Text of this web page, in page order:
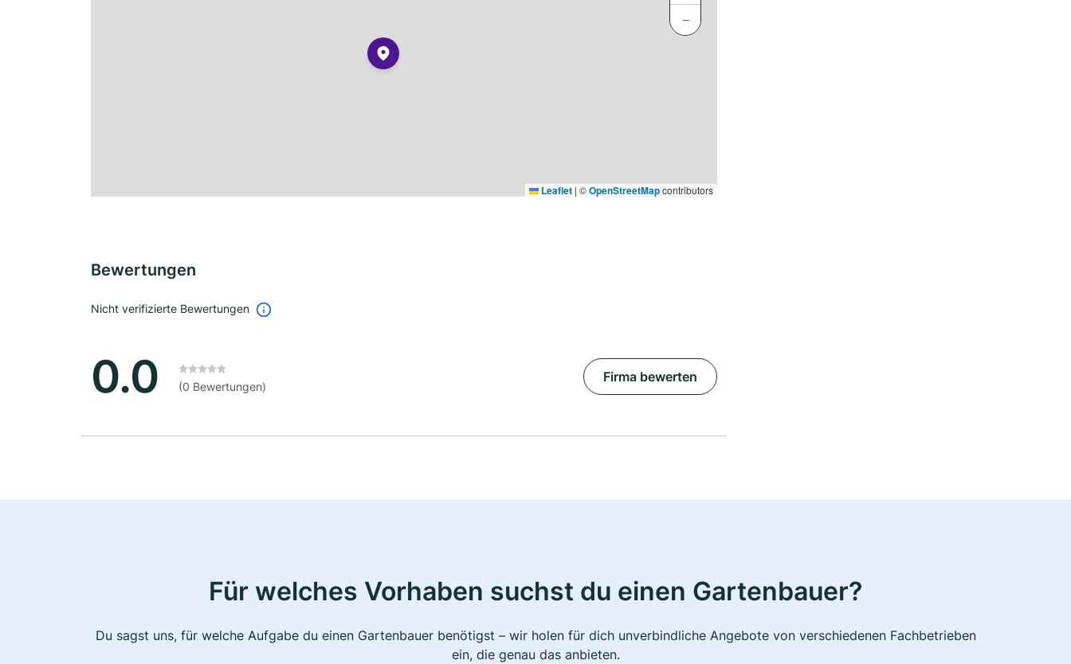
−
Leaflet | ©OpenStreetMapcontributors
Bewertungen
Nicht verifizierte Bewertungen
0.0 (0 Bewertungen)
Firma bewerten
Für welches Vorhaben suchst du einen Gartenbauer?
Du sagst uns, für welche Aufgabe du einen Gartenbauer benötigst – wir holen für dich unverbindliche Angebote von verschiedenen Fachbetrieben
ein, die genau das anbieten.